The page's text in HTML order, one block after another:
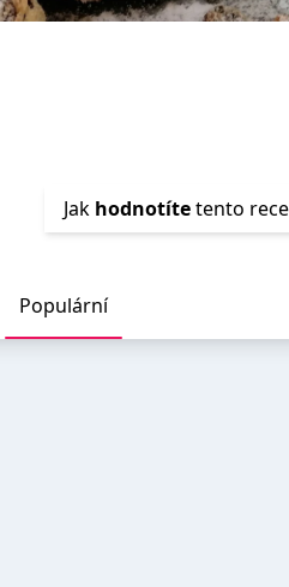
Jak hodnotítetento
Populární